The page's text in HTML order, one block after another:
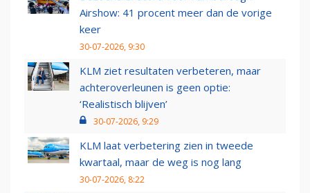
Airshow: 41 procent meer dan de vorige
keer
30-07-2026, 9:30
KLM ziet resultaten verbeteren, maar
achteroverleunen is geen optie:
‘Realistisch blijven’
30-07-2026, 9:29
KLM laat verbetering zien in tweede
kwartaal, maar de weg is nog lang
30-07-2026, 8:22